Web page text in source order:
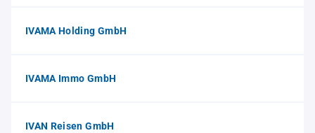
IVAMA Holding GmbH
IVAMA Immo GmbH
IVAN Reisen GmbH